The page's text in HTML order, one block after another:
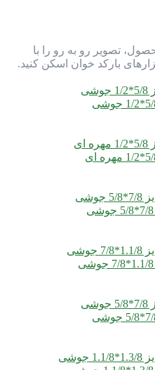
تصویر رو به رو را با
بارکد خوان اسکن کنید.